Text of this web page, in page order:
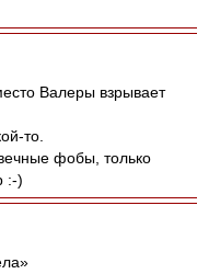
Валеры взрывает
то.
фобы, только
:-)